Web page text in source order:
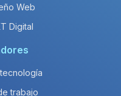
Web
Digital
trabajo